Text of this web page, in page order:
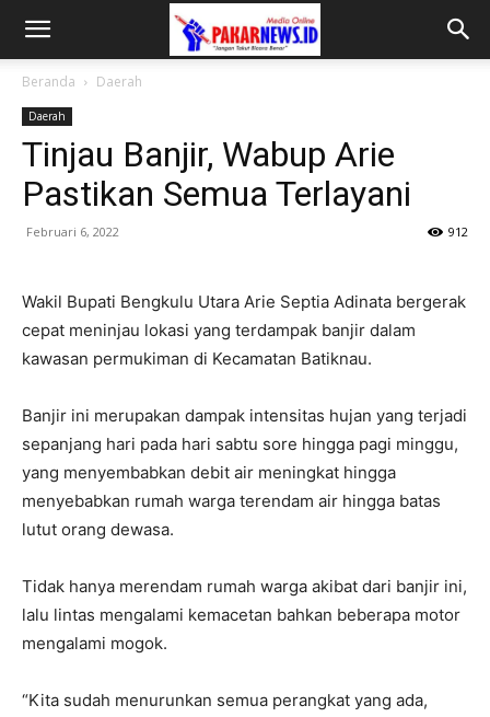
Beranda Daerah
Daerah
Tinjau Banjir, Wabup Arie
Pastikan Semua Terlayani
Februari 6, 2022 912
Wakil Bupati Bengkulu Utara Arie Septia Adinata bergerak
cepat meninjau lokasi yang terdampak banjir dalam
kawasan permukiman di Kecamatan Batiknau.
Banjir ini merupakan dampak intensitas hujan yang terjadi
sepanjang hari pada hari sabtu sore hingga pagi minggu,
yang menyembabkan debit air meningkat hingga
menyebabkan rumah warga terendam air hingga batas
lutut orang dewasa.
Tidak hanya merendam rumah warga akibat dari banjir ini,
lalu lintas mengalami kemacetan bahkan beberapa motor
mengalami mogok.
“Kita sudah menurunkan semua perangkat yang ada,